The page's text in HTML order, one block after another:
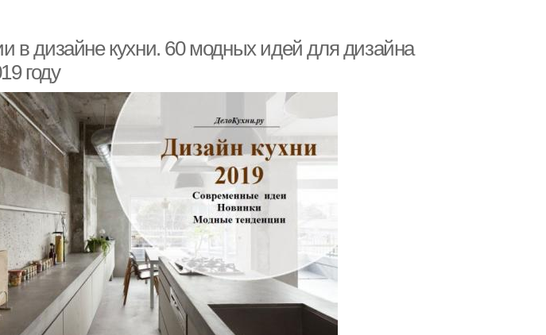
в дизайне кухни. 60 модных идей для дизайна
году